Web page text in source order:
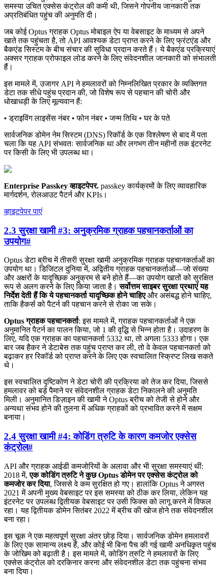
समस्या उचित एक्सेस कंट्रोल की कमी थी, जिसने गोपनीय जानकारी तक
अप्रतिबंधित पहुंच की अनुमति दी।
जब कोई Optus ग्राहक Optus मोबाइल ऐप या वेबसाइट के माध्यम से अपने
खाते तक पहुंचता है, तो API आवश्यक डेटा प्राप्त करने के लिए फ्रंटएंड और
बैकएंड सिस्टम के बीच संचार की सुविधा प्रदान करते हैं। ये बैकएंड प्रक्रियाएं
अक्सर ग्राहक प्रोफाइल लोड करने के लिए संवेदनशील जानकारी को संभालती
हैं।
इस मामले में, उजागर API ने हमलावरों को निम्नलिखित प्रकार के व्यक्तिगत
डेटा तक सीधे पहुंच प्रदान की, जो विशेष रूप से पहचान की चोरी और
धोखाधड़ी के लिए मूल्यवान हैं:
• ड्राइविंग लाइसेंस नंबर • फोन नंबर • जन्म तिथि • घर के पते
सार्वजनिक डोमेन नेम सिस्टम (DNS) रिकॉर्ड के एक विश्लेषण से बाद में पता
चला कि यह API संभवतः सार्वजनिक था और लगभग तीन महीनों तक इंटरनेट
पर किसी के लिए भी उपलब्ध था।
Enterprise Passkey व्हाइटपेपर. passkey कार्यक्रमों के लिए व्यावहारिक
मार्गदर्शन, रोलआउट पैटर्न और KPIs।
व्हाइटपेपर पाएं
2.3 सुरक्षा खामी #3: अनुक्रमिक ग्राहक पहचानकर्ताओं का
उपयोग#
Optus डेटा ब्रीच में तीसरी सुरक्षा खामी अनुक्रमिक ग्राहक पहचानकर्ताओं का
उपयोग था। डिजिटल दुनिया में, अद्वितीय ग्राहक पहचानकर्ताओं—जो संख्या
और अक्षरों के यादृच्छिक अनुक्रम से बने होते हैं—का उपयोग खातों को सुरक्षित
रूप से अलग करने के लिए किया जाता है।सर्वोत्तम साइबर सुरक्षा प्रथाएं यह
निर्देश देती हैं कि ये पहचानकर्ता यादृच्छिक होने चाहिएऔर असंबद्ध होने चाहिए,
ताकि हैकर्स को पैटर्न की पहचान करने से रोका जा सके।
Optus ग्राहक पहचानकर्ता: इस मामले में, ग्राहक पहचानकर्ताओं ने एक
अनुमानित पैटर्न का पालन किया, जो 1 की वृद्धि से भिन्न होता है। उदाहरण के
लिए, यदि एक ग्राहक का पहचानकर्ता 5332 था, तो अगला 5333 होगा। एक
बार जब हैकर ने डेटाबेस तक पहुंच प्राप्त कर ली, तो वे केवल पहचानकर्ता को
बढ़ाकर हर रिकॉर्ड को प्राप्त करने के लिए एक स्वचालित स्क्रिप्ट लिख सकते
थे।
इस स्वचालित दृष्टिकोण ने डेटा चोरी की प्रक्रिया को तेज कर दिया, जिससे
हमलावर को बड़े पैमाने पर संवेदनशील ग्राहक डेटा निकालने की अनुमति
मिली। अनुमानित डिज़ाइन की खामी ने Optus ब्रीच को तेजी से होने और
अन्यथा संभव होने की तुलना में अधिक ग्राहकों को प्रभावित करने में सक्षम
बनाया।
2.4 सुरक्षा खामी #4: कोडिंग त्रुटि के कारण कमजोर एक्सेस
कंट्रोल#
API और ग्राहक आईडी कमजोरियों के अलावा और भी सुरक्षा समस्याएं थीं:
2018 में,एक कोडिंग त्रुटि ने कुछ Optus डोमेन पर एक्सेस कंट्रोल को
कमजोर कर दिया, जिससे वे कम सुरक्षित हो गए। हालांकि Optus ने अगस्त
2021 में अपनी मुख्य वेबसाइट पर इस समस्या को ठीक कर लिया, लेकिन यह
इंटरनेट पर उपलब्ध द्वितीयक वेबसाइट पर उसी फिक्स को लागू करने में विफल
रहा। यह द्वितीयक डोमेन सितंबर 2022 में ब्रीच की खोज होने तक संवेदनशील
बना रहा।
इस चूक ने एक महत्वपूर्ण सुरक्षा अंतर छोड़ दिया। सार्वजनिक डोमेन हमलावरों
के लिए एक सामान्य लक्ष्य हैं, और कोई भी बिना पैच की गई खामी अनधिकृत पहुंच
के जोखिम को बढ़ाती है। इस मामले में, कोडिंग त्रुटि ने हमलावरों के लिए
एक्सेस कंट्रोल को दरकिनार करना और संवेदनशील डेटा तक पहुंचना संभव
बना दिया।